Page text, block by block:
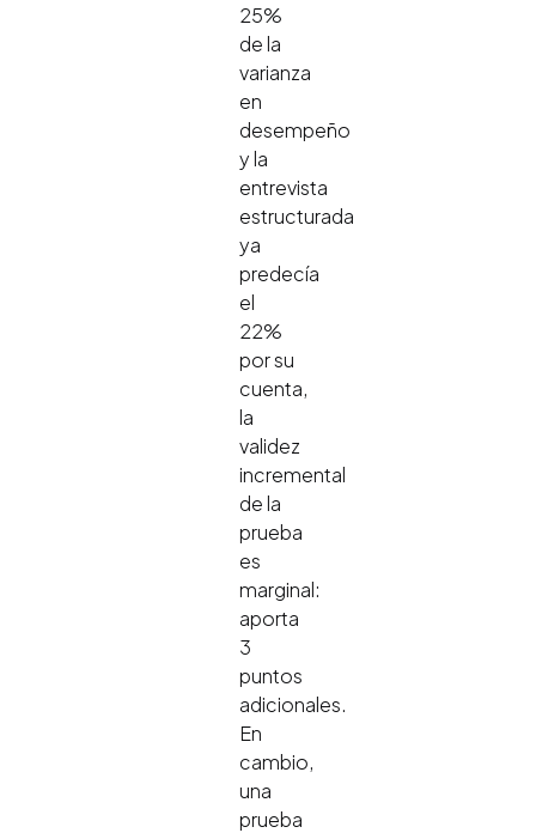
25%
de la
varianza
en
desempeño
y la
entrevista
estructurada
ya
predecía
el
22%
por su
cuenta,
la
validez
incremental
de la
prueba
es
marginal:
aporta
3
puntos
adicionales.
En
cambio,
una
prueba